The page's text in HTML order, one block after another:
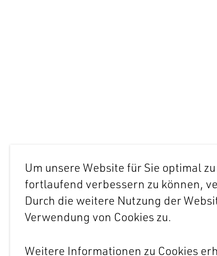
PROJEKTE
Um unsere Website für Sie optimal
fortlaufend verbessern zu können,
Durch die weitere Nutzung der
Verwendung von Cookies zu.
Weitere Informationen zu Cookies